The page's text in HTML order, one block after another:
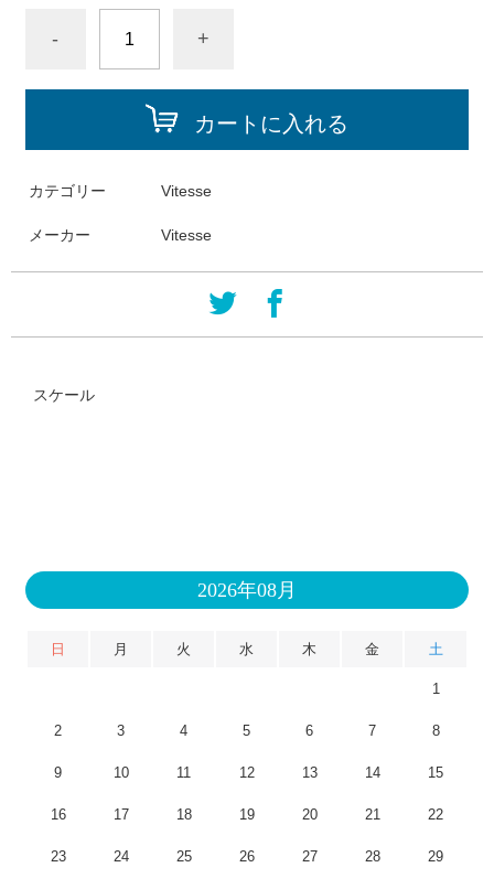
- +
カートに入れる
カテゴリー Vitesse
メーカー Vitesse
スケール
2026年08月
日 月 火 水 木 金 土
1
2 3 4 5 6 7 8
9 10 11 12 13 14 15
16 17 18 19 20 21 22
23 24 25 26 27 28 29